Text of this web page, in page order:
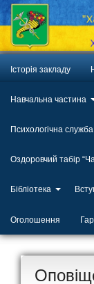
Історія закладу
Навчальна частина
Психологічна служба
Оздоровчий табір
Бібліотека
Оголошення